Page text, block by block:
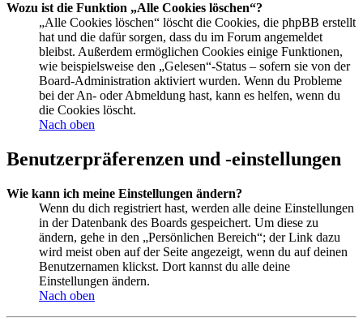
Wozu ist die Funktion „Alle Cookies löschen“?
„Alle Cookies löschen“ löscht die Cookies, die phpBB erstellt
hat und die dafür sorgen, dass du im Forum angemeldet
bleibst. Außerdem ermöglichen Cookies einige Funktionen,
wie beispielsweise den „Gelesen“-Status – sofern sie von der
Board-Administration aktiviert wurden. Wenn du Probleme
bei der An- oder Abmeldung hast, kann es helfen, wenn du
die Cookies löscht.
Nach oben
Benutzerpräferenzen und -einstellungen
Wie kann ich meine Einstellungen ändern?
Wenn du dich registriert hast, werden alle deine Einstellungen
in der Datenbank des Boards gespeichert. Um diese zu
ändern, gehe in den „Persönlichen Bereich“; der Link dazu
wird meist oben auf der Seite angezeigt, wenn du auf deinen
Benutzernamen klickst. Dort kannst du alle deine
Einstellungen ändern.
Nach oben